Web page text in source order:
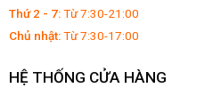
Thứ 2 - 7:Từ 7:30-21:00
Chủ nhật:Từ 7:30-17:00
HỆ THỐNG CỬA HÀNG